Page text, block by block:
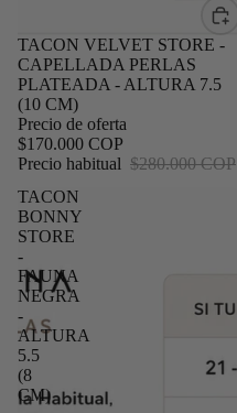
Oferta
TACON VELVET STORE -
CAPELLADA PERLAS
PLATEADA - ALTURA 7.5
(10 CM)
Precio de oferta
$170.000 COP
Precio habitual $280.000 COP
TACON
BONNY
STORE
-
FAUNA
NEGRA
-
ALTURA
5.5
(8
CM)